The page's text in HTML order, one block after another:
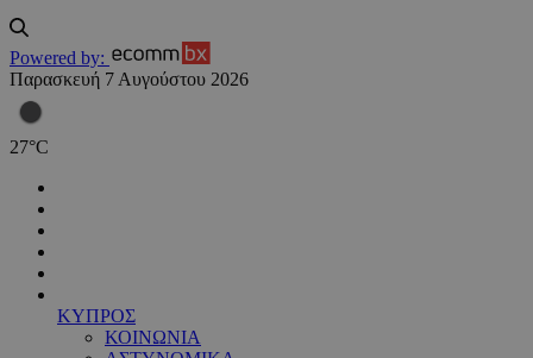
Powered by:
Παρασκευή 7 Αυγούστου 2026
27°C
ΚΥΠΡΟΣ
ΚΟΙΝΩΝΙΑ